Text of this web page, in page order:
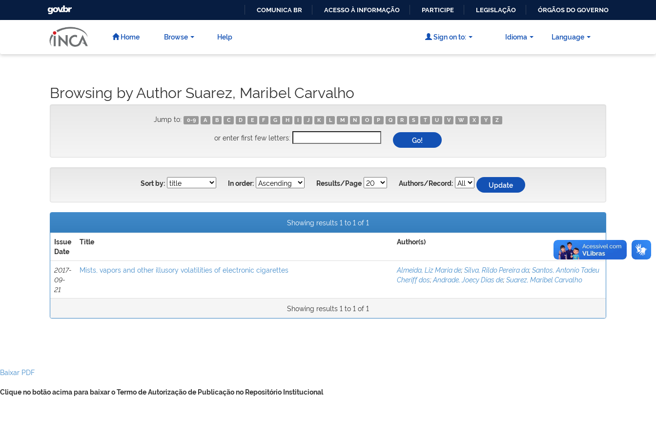
CONTEÚDO
GOVBR
COMUNICA BR ACESSO À INFORMAÇÃO PARTICIPE LEGISLAÇÃO ÓRGÃOS DO GOVERNO
Home Browse Help Language
Sign on to: Idioma
Browsing by Author Suarez, Maribel Carvalho
Jump to: 0-9 A B C D E F G H J K L M N O P Q R S T U V W X Y Z
or enter first few letters:
Sort by: In order: Results/Page Authors/Record:
Showing results 1 to 1 of 1
Issue
Date
Title Author(s)
2017-
09-
21
Mists, vapors and other illusory volatilities of electronic cigarettes Almeida, Liz Maria de;Silva, Rildo Pereira da;Santos, Antonio Tadeu
Cheriff dos;Andrade, Joecy Dias de;Suarez, Maribel Carvalho
Showing results 1 to 1 of 1
Baixar PDF
Clique no botão acima para baixar o Termo de Autorização de Publicação no Repositório Institucional